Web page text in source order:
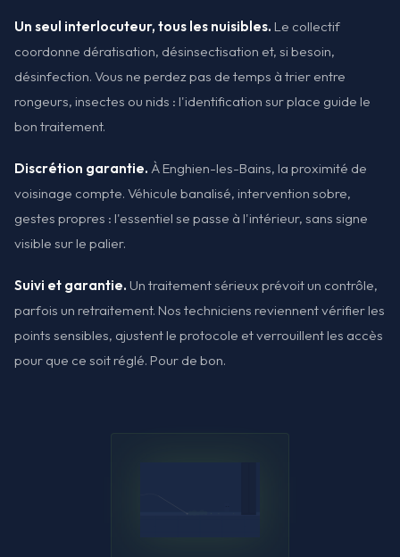
Un seul interlocuteur, tous les nuisibles. Le collectif
coordonne dératisation, désinsectisation et, si besoin,
désinfection. Vous ne perdez pas de temps à trier entre
rongeurs, insectes ou nids : l'identification sur place guide le
bon traitement.
Discrétion garantie. À Enghien-les-Bains, la proximité de
voisinage compte. Véhicule banalisé, intervention sobre,
gestes propres : l'essentiel se passe à l'intérieur, sans signe
visible sur le palier.
Suivi et garantie. Un traitement sérieux prévoit un contrôle,
parfois un retraitement. Nos techniciens reviennent vérifier les
points sensibles, ajustent le protocole et verrouillent les accès
pour que ce soit réglé. Pour de bon.